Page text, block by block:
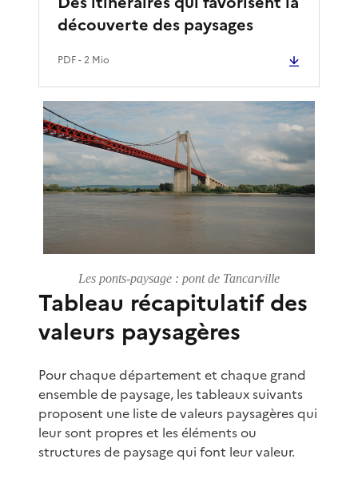
découverte des paysages
PDF- 2 Mio
Les ponts-paysage : pont de Tancarville
Tableau récapitulatif des
valeurs paysagères
Pour chaque département et chaque grand
ensemble de paysage, les tableaux suivants
proposent une liste de valeurs paysagères qui
leur sont propres et les éléments ou
structures de paysage qui font leur valeur.